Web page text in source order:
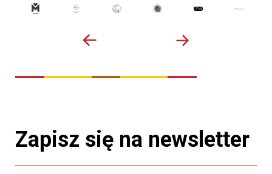
Zapisz się na newsletter